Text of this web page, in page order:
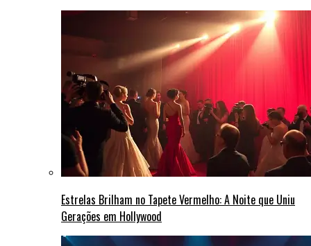
Estrelas Brilham no Tapete Vermelho: A Noite que Uniu
Gerações em Hollywood